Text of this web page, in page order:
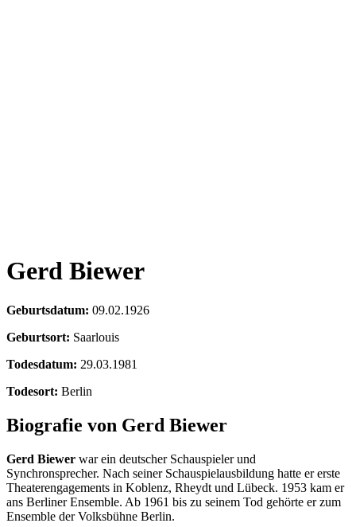
Gerd Biewer
Geburtsdatum: 09.02.1926
Geburtsort: Saarlouis
Todesdatum: 29.03.1981
Todesort: Berlin
Biografie von Gerd Biewer
Gerd Biewer war ein deutscher Schauspieler und
Synchronsprecher. Nach seiner Schauspielausbildung hatte er erste
Theaterengagements in Koblenz, Rheydt und Lübeck. 1953 kam er
ans Berliner Ensemble. Ab 1961 bis zu seinem Tod gehörte er zum
Ensemble der Volksbühne Berlin.